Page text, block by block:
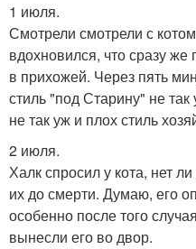
1 июля.
Смотрели смотрели с
вдохновился, что сразу
в прихожей. Через пять
стиль "под Старину" не
не так уж и плох стиль
2 июля.
Халк спросил у кота, нет
их до смерти. Думаю, его
особенно после того
вынесли его во двор.